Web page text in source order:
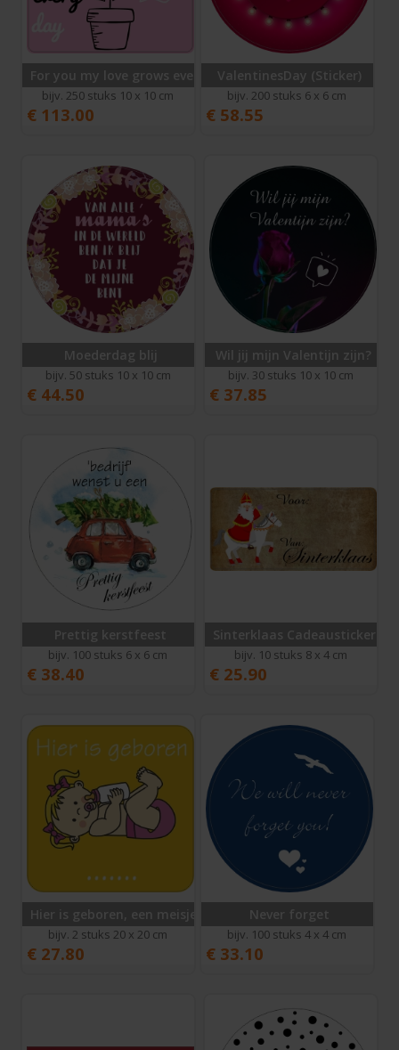
For you my love grows every day
bijv. 250 stuks 10 x 10 cm
€ 113.00
ValentinesDay (Sticker)
bijv. 200 stuks 6 x 6 cm
€ 58.55
Moederdag blij
bijv. 50 stuks 10 x 10 cm
€ 44.50
Wil jij mijn Valentijn zijn?
bijv. 30 stuks 10 x 10 cm
€ 37.85
Prettig kerstfeest
bijv. 100 stuks 6 x 6 cm
€ 38.40
Sinterklaas Cadeausticker 1
bijv. 10 stuks 8 x 4 cm
€ 25.90
Hier is geboren, een meisje
bijv. 2 stuks 20 x 20 cm
€ 27.80
Never forget
bijv. 100 stuks 4 x 4 cm
€ 33.10